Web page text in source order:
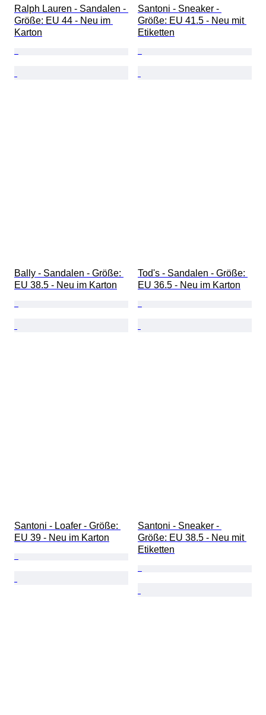
Ralph Lauren - Sandalen -
Größe: EU 44 - Neu im
Karton
Santoni - Sneaker -
Größe: EU 41.5 - Neu mit
Etiketten
Bally - Sandalen - Größe:
EU 38.5 - Neu im Karton
Tod's - Sandalen - Größe:
EU 36.5 - Neu im Karton
Santoni - Loafer - Größe:
EU 39 - Neu im Karton
Santoni - Sneaker -
Größe: EU 38.5 - Neu mit
Etiketten